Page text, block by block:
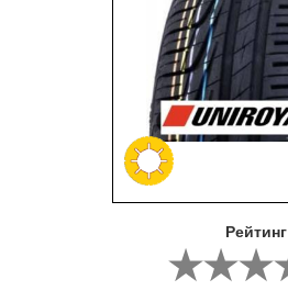
Рейтинг